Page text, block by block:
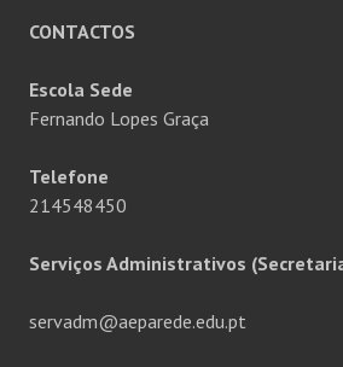
CONTACTOS
Escola Sede
Fernando Lopes Graça
Telefone
214548450
Serviços Administrativos
servadm@aeparede.edu.pt